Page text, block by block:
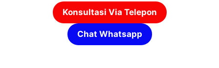
Konsultasi Via Telepon
Chat Whatsapp